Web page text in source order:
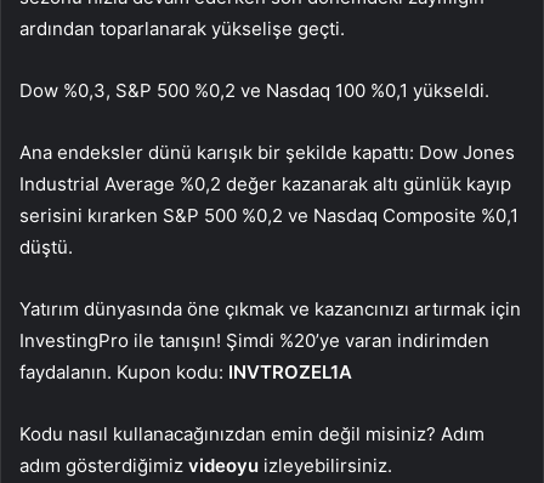
ardından toparlanarak yükselişe geçti.
Dow %0,3, S&P 500 %0,2 ve Nasdaq 100 %0,1 yükseldi.
Ana endeksler dünü karışık bir şekilde kapattı: Dow Jones
Industrial Average %0,2 değer kazanarak altı günlük kayıp
serisini kırarken S&P 500 %0,2 ve Nasdaq Composite %0,1
düştü.
Yatırım dünyasında öne çıkmak ve kazancınızı artırmak için
InvestingPro ile tanışın! Şimdi %20’ye varan indirimden
faydalanın. Kupon kodu: INVTROZEL1A
Kodu nasıl kullanacağınızdan emin değil misiniz? Adım
adım gösterdiğimiz videoyu izleyebilirsiniz.